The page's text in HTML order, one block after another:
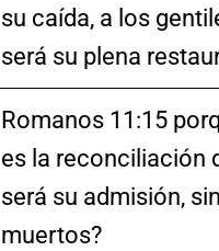
su caída, a los
será su plena
Romanos 11:15
es la reconciliación
será su admisión,
muertos?